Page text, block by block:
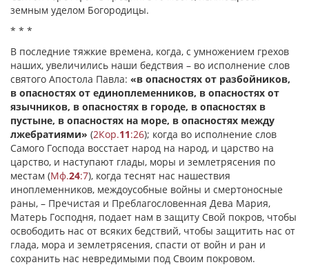
земным уделом Богородицы.
* * *
В последние тяжкие времена, когда, с умножением грехов
наших, увеличились наши бедствия – во исполнение слов
святого Апостола Павла: «в опасностях от разбойников,
в опасностях от единоплеменников, в опасностях от
язычников, в опасностях в городе, в опасностях в
пустыне, в опасностях на море, в опасностях между
лжебратиями» (2Кор.11:26); когда во исполнение слов
Самого Господа восстает народ на народ, и царство на
царство, и наступают глады, моры и землетрясения по
местам (Мф.24:7), когда теснят нас нашествия
иноплеменников, междоусобные войны и смертоносные
раны, – Пречистая и Преблагословенная Дева Мария,
Матерь Господня, подает нам в защиту Свой покров, чтобы
освободить нас от всяких бедствий, чтобы защитить нас от
глада, мора и землетрясения, спасти от войн и ран и
сохранить нас невредимыми под Своим покровом.